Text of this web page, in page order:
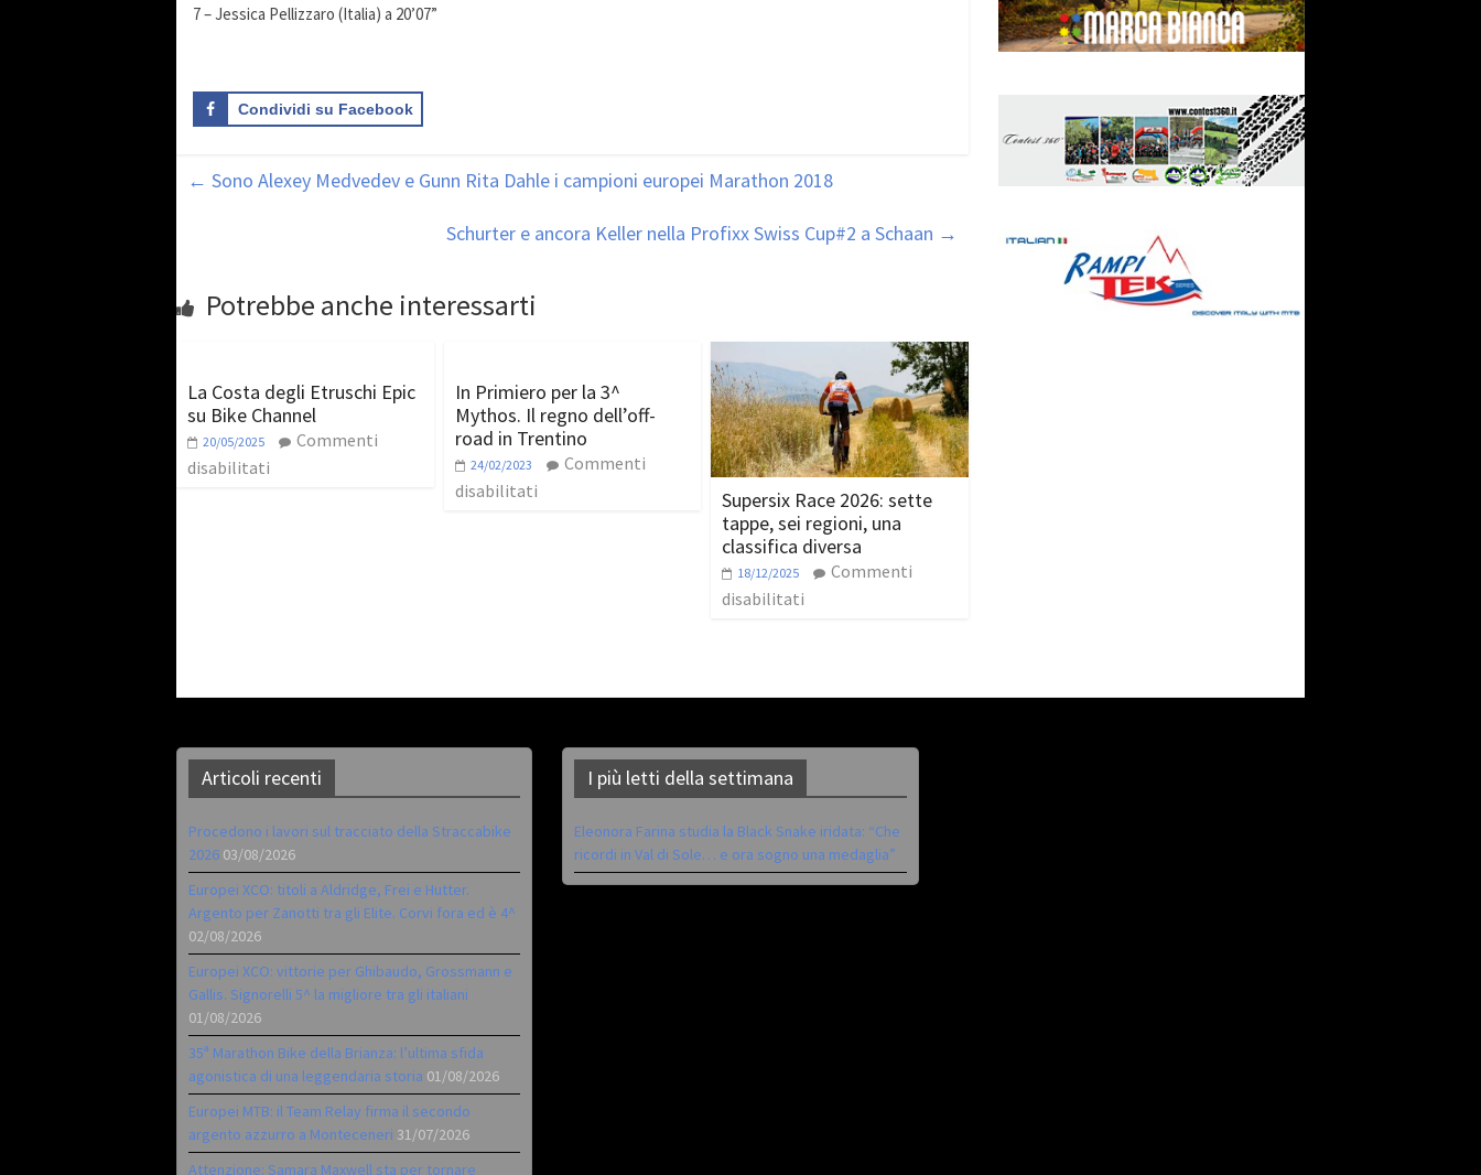
7 – Jessica Pellizzaro (Italia) a 20’07”
Condividi su Facebook
← Sono Alexey Medvedev e Gunn Rita Dahle i campioni europei Marathon 2018
Schurter e ancora Keller nella Profixx Swiss Cup#2 a Schaan →
Potrebbe anche interessarti
La Costa degli Etruschi Epic
su Bike Channel
20/05/2025
Commenti
disabilitati
In Primiero per la 3^
Mythos. Il regno dell’off-
road in Trentino
24/02/2023
Commenti
disabilitati
Supersix Race 2026: sette
tappe, sei regioni, una
classifica diversa
18/12/2025
Commenti
disabilitati
Articoli recenti
Procedono i lavori sul tracciato della Straccabike
2026 03/08/2026
Europei XCO: titoli a Aldridge, Frei e Hutter.
Argento per Zanotti tra gli Elite. Corvi fora ed è 4^
02/08/2026
Europei XCO: vittorie per Ghibaudo, Grossmann e
Gallis. Signorelli 5^ la migliore tra gli italiani
01/08/2026
35ª Marathon Bike della Brianza: l’ultima sfida
agonistica di una leggendaria storia 01/08/2026
Europei MTB: il Team Relay firma il secondo
argento azzurro a Monteceneri 31/07/2026
Attenzione: Samara Maxwell sta per tornare
I più letti della settimana
Eleonora Farina studia la Black Snake iridata: “Che
ricordi in Val di Sole… e ora sogno una medaglia”